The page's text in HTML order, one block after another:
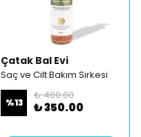
Çatak Bal Evi
Saç ve Cilt Bakım Sirkesi
%13
₺ 400.00
₺ 350.00